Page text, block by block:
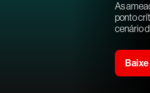
As
ponto
cenário
Baixe